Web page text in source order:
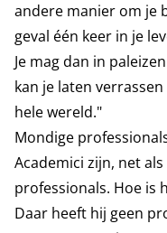
andere manier om je
geval één keer in je
Je mag dan in
kan je laten
hele wereld."
Mondige
Academici zijn, net
professionals. Hoe is
Daar heeft hij geen